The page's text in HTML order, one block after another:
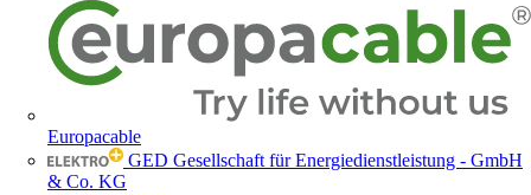
Europacable
GED Gesellschaft für Energiedienstleistung - GmbH
& Co. KG